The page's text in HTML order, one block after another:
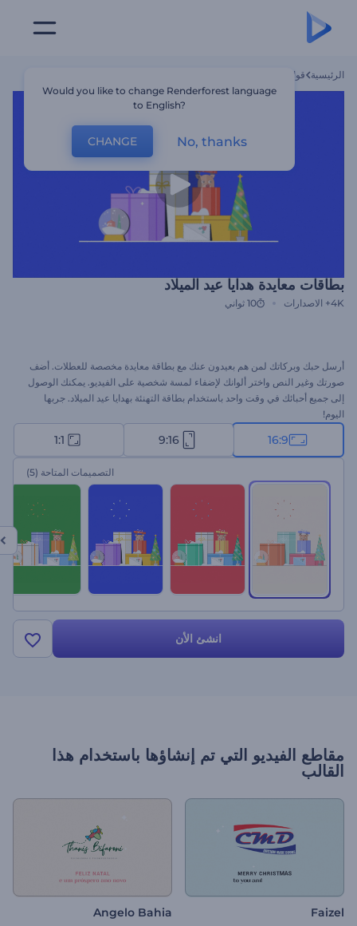
الرئيسية قوالب
بطاقات معايدة هدايا عيد الميلاد
4K+ الاصدارات 10 ثواني
أرسل حبك وبركاتك لمن هم بعيدون عنك مع بطاقة معايدة مخصصة للعطلات. أضف
صورتك وغير النص واختر ألوانك لإضفاء لمسة شخصية على الفيديو. يمكنك الوصول
إلى جميع أحبائك في وقت واحد باستخدام بطاقة التهنئة بهدايا عيد الميلاد. جربها
اليوم!
16:9
9:16
1:1
التصميمات المتاحة (5)
انشئ الأن
مقاطع الفيديو التي تم إنشاؤها باستخدام هذا
القالب
Faizel
Angelo Bahia
Would you like to change Renderforest language
to English?
CHANGE No, thanks